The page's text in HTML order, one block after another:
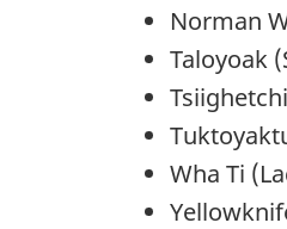
Norman
Taloyoak
Wha Ti